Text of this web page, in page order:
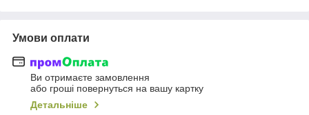
Умови оплати
Ви отримаєте замовлення
або гроші повернуться на вашу картку
Детальніше